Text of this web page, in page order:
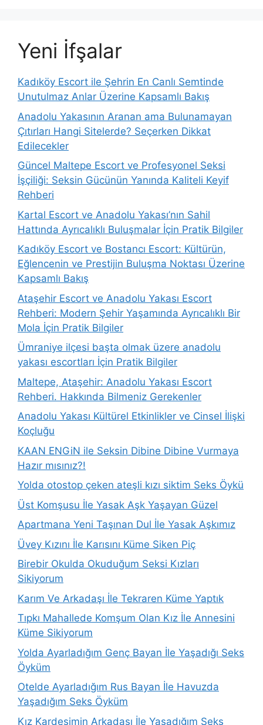
Yeni İfşalar
Kadıköy Escort ile Şehrin En Canlı Semtinde
Unutulmaz Anlar Üzerine Kapsamlı Bakış
Anadolu Yakasının Aranan ama Bulunamayan
Çıtırları Hangi Sitelerde? Seçerken Dikkat
Edilecekler
Güncel Maltepe Escort ve Profesyonel Seksi
İşçiliği: Seksin Gücünün Yanında Kaliteli Keyif
Rehberi
Kartal Escort ve Anadolu Yakası’nın Sahil
Hattında Ayrıcalıklı Buluşmalar İçin Pratik Bilgiler
Kadıköy Escort ve Bostancı Escort: Kültürün,
Eğlencenin ve Prestijin Buluşma Noktası Üzerine
Kapsamlı Bakış
Ataşehir Escort ve Anadolu Yakası Escort
Rehberi: Modern Şehir Yaşamında Ayrıcalıklı Bir
Mola İçin Pratik Bilgiler
Ümraniye ilçesi başta olmak üzere anadolu
yakası escortları İçin Pratik Bilgiler
Maltepe, Ataşehir: Anadolu Yakası Escort
Rehberi. Hakkında Bilmeniz Gerekenler
Anadolu Yakası Kültürel Etkinlikler ve Cinsel İlişki
Koçluğu
KAAN ENGiN ile Seksin Dibine Dibine Vurmaya
Hazır mısınız?!
Yolda otostop çeken ateşli kızı siktim Seks Öykü
Üst Komşusu İle Yasak Aşk Yaşayan Güzel
Apartmana Yeni Taşınan Dul İle Yasak Aşkımız
Üvey Kızını İle Karısını Küme Siken Piç
Birebir Okulda Okuduğum Seksi Kızları
Sikiyorum
Karım Ve Arkadaşı İle Tekraren Küme Yaptık
Tıpkı Mahallede Komşum Olan Kız İle Annesini
Küme Sikiyorum
Yolda Ayarladığım Genç Bayan İle Yaşadığı Seks
Öyküm
Otelde Ayarladığım Rus Bayan İle Havuzda
Yaşadığım Seks Öyküm
Kız Kardeşimin Arkadaşı İle Yaşadığım Seks